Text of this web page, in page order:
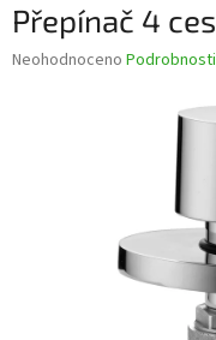
Přepínač 4
Průměrné
Neohodnoceno